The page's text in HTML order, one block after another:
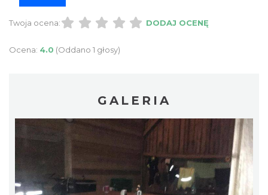
Twoja ocena: DODAJ OCENĘ
Ocena: 4.0 (Oddano 1 głosy)
GALERIA